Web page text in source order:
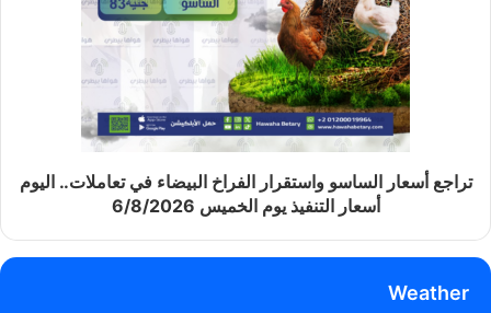
تراجع أسعار الساسو واستقرار الفراخ البيضاء في تعاملات.. اليوم
أسعار التنفيذ يوم الخميس 6/8/2026
Weather